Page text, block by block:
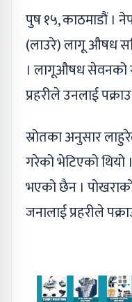
पुष १५, काठमाडौं ।
(लाउरे) लागू औषध
। लागूऔषध सेवनको
प्रहरीले उनलाई
स्रोतका अनुसार
गरेको भेटिएको
भएको छैन ।
जनालाई प्रहरीले